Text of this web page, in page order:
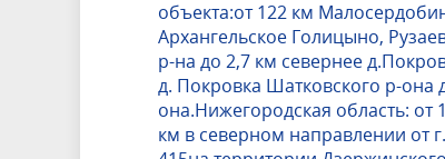
объекта:от 122 км
Архангельское Голицыно,
р-на до 2,7 км севернее
д. Покровка Шатковского р-она
она.Нижегородская область: от
км в северном направлении от